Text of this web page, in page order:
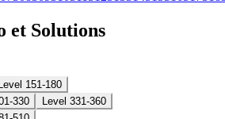
et Solutions
151-180
330
Level 331-360